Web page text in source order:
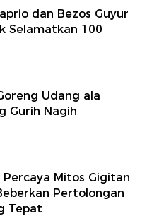
dan Bezos Guyur
Selamatkan 100
Udang ala
Gurih Nagih
Percaya Mitos Gigitan
Pertolongan
Tepat